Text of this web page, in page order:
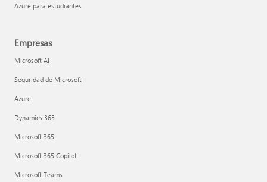
Azure para estudiantes
Empresas
Microsoft AI
Seguridad de Microsoft
Azure
Dynamics 365
Microsoft 365
Microsoft 365 Copilot
Microsoft Teams